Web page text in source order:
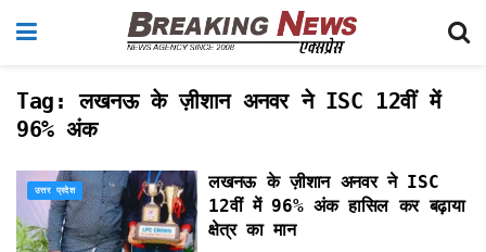
Tag:लखनऊ के ज़ीशान अनवर ने ISC 12वीं में
96% अंक
उत्तर प्रदेश
लखनऊ के ज़ीशान अनवर ने ISC
12वीं में 96% अंक हासिल कर बढ़ाया
क्षेत्र का मान